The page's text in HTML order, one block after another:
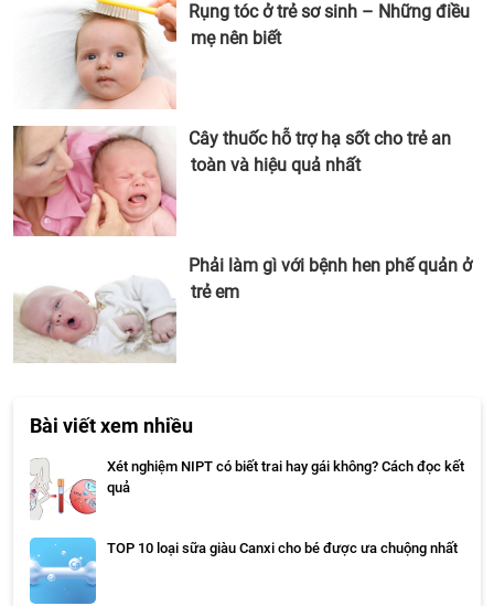
Rụng tóc ở trẻ sơ sinh – Những điều
mẹ nên biết
Cây thuốc hỗ trợ hạ sốt cho trẻ an
toàn và hiệu quả nhất
Phải làm gì với bệnh hen phế quản ở
trẻ em
Bài viết xem nhiều
Xét nghiệm NIPT có biết trai hay gái không? Cách đọc kết
quả
TOP 10 loại sữa giàu Canxi cho bé được ưa chuộng nhất